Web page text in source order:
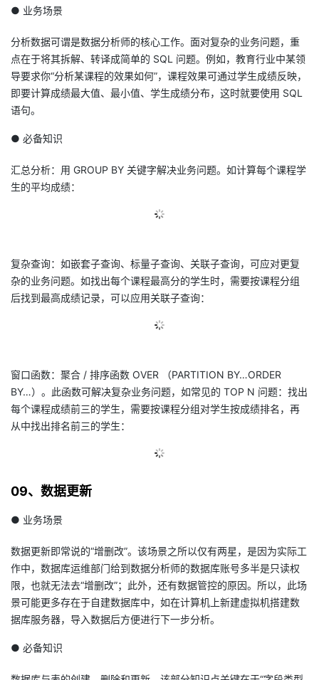
● 业务场景
分析数据可谓是数据分析师的核心工作。面对复杂的业务问题，重
点在于将其拆解、转译成简单的 SQL 问题。例如，教育行业中某领
导要求你“分析某课程的效果如何”，课程效果可通过学生成绩反映，
即要计算成绩最大值、最小值、学生成绩分布，这时就要使用 SQL
语句。
● 必备知识
汇总分析：用 GROUP BY 关键字解决业务问题。如计算每个课程学
生的平均成绩：
复杂查询：如嵌套子查询、标量子查询、关联子查询，可应对更复
杂的业务问题。如找出每个课程最高分的学生时，需要按课程分组
后找到最高成绩记录，可以应用关联子查询：
窗口函数：聚合 / 排序函数 OVER （PARTITION BY…ORDER
BY…）。此函数可解决复杂业务问题，如常见的 TOP N 问题：找出
每个课程成绩前三的学生，需要按课程分组对学生按成绩排名，再
从中找出排名前三的学生：
09、数据更新
● 业务场景
数据更新即常说的“增删改”。该场景之所以仅有两星，是因为实际工
作中，数据库运维部门给到数据分析师的数据库账号多半是只读权
限，也就无法去“增删改”；此外，还有数据管控的原因。所以，此场
景可能更多存在于自建数据库中，如在计算机上新建虚拟机搭建数
据库服务器，导入数据后方便进行下一步分析。
● 必备知识